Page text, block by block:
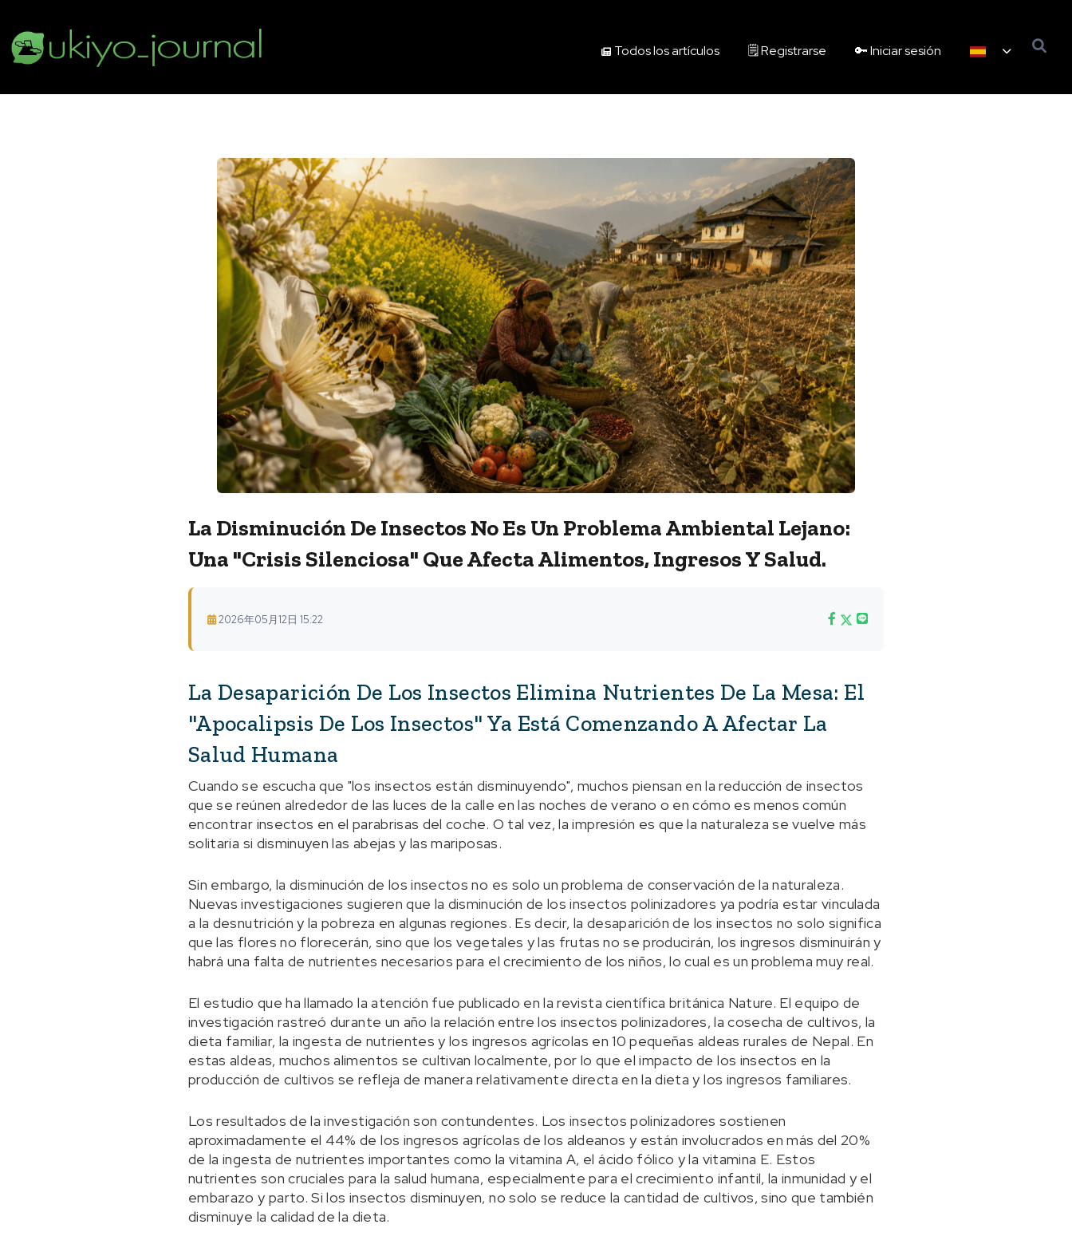
Todos los artículos 🗒️ Registrarse 🔑 Iniciar sesión
La Disminución De Insectos No Es Un Problema Ambiental Lejano:
Una "crisis Silenciosa" Que Afecta Alimentos, Ingresos Y Salud.
2026年05月12日 15:22
La Desaparición De Los Insectos Elimina Nutrientes De La Mesa: El
"apocalipsis De Los Insectos" Ya Está Comenzando A Afectar La
Salud Humana
Cuando se escucha que "los insectos están disminuyendo", muchos piensan en la reducción de insectos
que se reúnen alrededor de las luces de la calle en las noches de verano o en cómo es menos común
encontrar insectos en el parabrisas del coche. O tal vez, la impresión es que la naturaleza se vuelve más
solitaria si disminuyen las abejas y las mariposas.
Sin embargo, la disminución de los insectos no es solo un problema de conservación de la naturaleza.
Nuevas investigaciones sugieren que la disminución de los insectos polinizadores ya podría estar vinculada
a la desnutrición y la pobreza en algunas regiones. Es decir, la desaparición de los insectos no solo significa
que las flores no florecerán, sino que los vegetales y las frutas no se producirán, los ingresos disminuirán y
habrá una falta de nutrientes necesarios para el crecimiento de los niños, lo cual es un problema muy real.
El estudio que ha llamado la atención fue publicado en la revista científica británica Nature. El equipo de
investigación rastreó durante un año la relación entre los insectos polinizadores, la cosecha de cultivos, la
dieta familiar, la ingesta de nutrientes y los ingresos agrícolas en 10 pequeñas aldeas rurales de Nepal. En
estas aldeas, muchos alimentos se cultivan localmente, por lo que el impacto de los insectos en la
producción de cultivos se refleja de manera relativamente directa en la dieta y los ingresos familiares.
Los resultados de la investigación son contundentes. Los insectos polinizadores sostienen
aproximadamente el 44% de los ingresos agrícolas de los aldeanos y están involucrados en más del 20%
de la ingesta de nutrientes importantes como la vitamina A, el ácido fólico y la vitamina E. Estos
nutrientes son cruciales para la salud humana, especialmente para el crecimiento infantil, la inmunidad y el
embarazo y parto. Si los insectos disminuyen, no solo se reduce la cantidad de cultivos, sino que también
disminuye la calidad de la dieta.